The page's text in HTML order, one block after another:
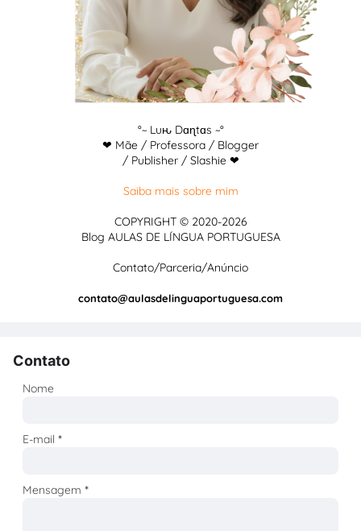
°~ Luԋ Dɑɳtɑs ~°
❤ Mãe / Professora / Blogger
/ Publisher / Slashie ❤
Saiba mais sobre mim
COPYRIGHT © 2020-2026
Blog AULAS DE LÍNGUA PORTUGUESA
Contato/Parceria/Anúncio
contato@aulasdelinguaportuguesa.com
Contato
Nome
E-mail*
Mensagem*